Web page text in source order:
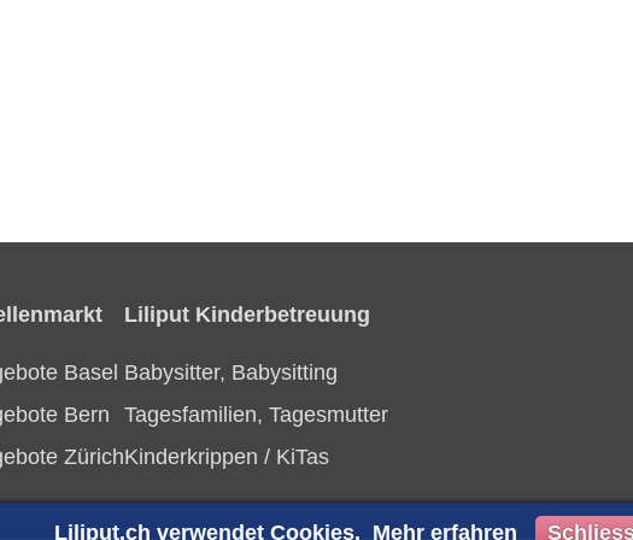
Basel
Bern
Zürich
Liliput Kinderbetreuung
Babysitter, Babysitting
Tagesfamilien, Tagesmutter
Kinderkrippen / KiTas
Liliput.ch verwendet Cookies. Mehr erfahren